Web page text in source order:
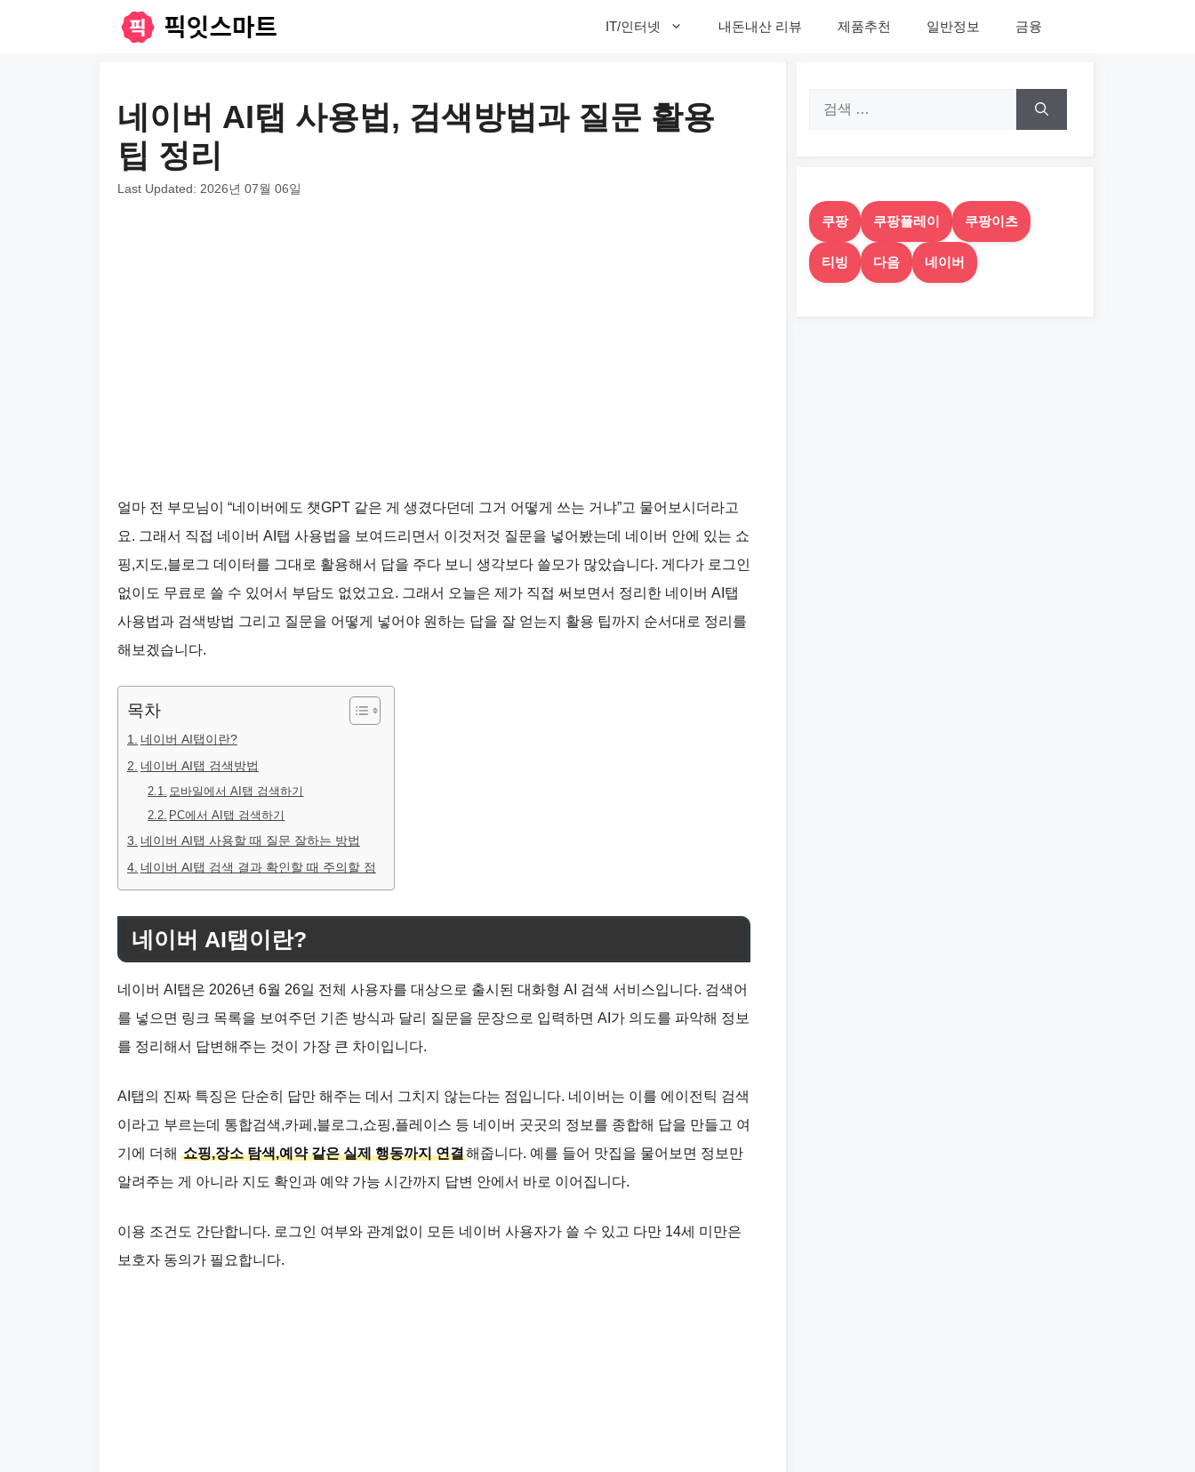
IT/인터넷 내돈내산 리뷰 제품추천 일반정보 금융
네이버 AI탭 사용법, 검색방법과 질문 활용
팁 정리
Last Updated: 2026년 07월 06일
얼마 전 부모님이 “네이버에도 챗GPT 같은 게 생겼다던데 그거 어떻게 쓰는 거냐”고 물어보시더라고
요. 그래서 직접 네이버 AI탭 사용법을 보여드리면서 이것저것 질문을 넣어봤는데 네이버 안에 있는 쇼
핑,지도,블로그 데이터를 그대로 활용해서 답을 주다 보니 생각보다 쓸모가 많았습니다. 게다가 로그인
없이도 무료로 쓸 수 있어서 부담도 없었고요. 그래서 오늘은 제가 직접 써보면서 정리한 네이버 AI탭
사용법과 검색방법 그리고 질문을 어떻게 넣어야 원하는 답을 잘 얻는지 활용 팁까지 순서대로 정리를
해보겠습니다.
목차
네이버 AI탭이란?
네이버 AI탭 검색방법
모바일에서 AI탭 검색하기
PC에서 AI탭 검색하기
네이버 AI탭 사용할 때 질문 잘하는 방법
네이버 AI탭 검색 결과 확인할 때 주의할 점
네이버 AI탭이란?
네이버 AI탭은 2026년 6월 26일 전체 사용자를 대상으로 출시된 대화형 AI 검색 서비스입니다. 검색어
를 넣으면 링크 목록을 보여주던 기존 방식과 달리 질문을 문장으로 입력하면 AI가 의도를 파악해 정보
를 정리해서 답변해주는 것이 가장 큰 차이입니다.
AI탭의 진짜 특징은 단순히 답만 해주는 데서 그치지 않는다는 점입니다. 네이버는 이를 에이전틱 검색
이라고 부르는데 통합검색,카페,블로그,쇼핑,플레이스 등 네이버 곳곳의 정보를 종합해 답을 만들고 여
기에 더해 쇼핑,장소 탐색,예약 같은 실제 행동까지 연결해줍니다. 예를 들어 맛집을 물어보면 정보만
알려주는 게 아니라 지도 확인과 예약 가능 시간까지 답변 안에서 바로 이어집니다.
이용 조건도 간단합니다. 로그인 여부와 관계없이 모든 네이버 사용자가 쓸 수 있고 다만 14세 미만은
보호자 동의가 필요합니다.
쿠팡 쿠팡플레이 쿠팡이츠
티빙 다음 네이버